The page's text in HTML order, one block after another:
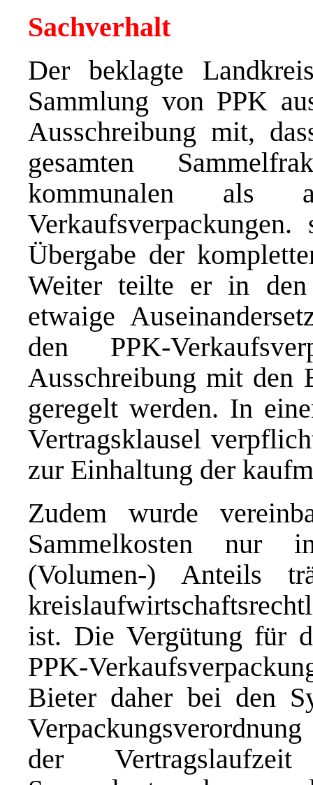
Sachverhalt
Der beklagte
Sammlung von PPK
Ausschreibung mit,
gesamten
kommunalen
Übergabe der
Weiter teilte er in den
etwaige
den PPK-
Ausschreibung mit den
geregelt werden. In
Vertragsklausel
zur Einhaltung der
Zudem wurde
Sammelkosten nur
(Volumen-) Anteils
ist. Die Vergütung für
PPK-
Bieter daher bei den
der